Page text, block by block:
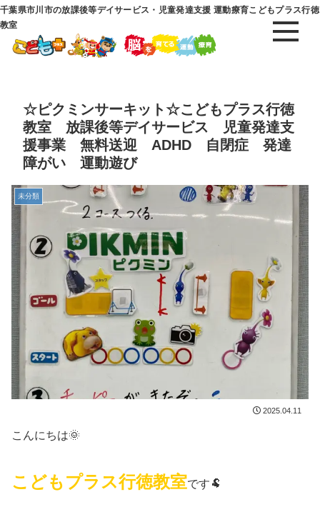
千葉県市川市の放課後等デイサービス・児童発達支援 運動療育こどもプラス行徳
教室
☆ピクミンサーキット☆こどもプラス行徳
教室 放課後等デイサービス 児童発達支
援事業 無料送迎 ADHD 自閉症 発達
障がい 運動遊び
未分類
2025.04.11
こんにちは🌞
こどもプラス行徳教室です🐏